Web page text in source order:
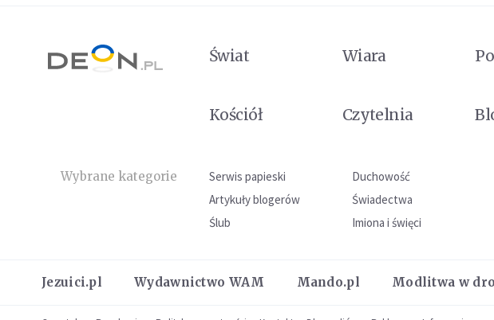
Świat Wiara
Kościół
Czytelnia
Wybrane kategorie Serwis papieski Duchowość
Artykuły blogerów
Świadectwa
Ślub
Imiona i święci
Jezuici.pl Wydawnictwo WAM Mando.pl Modlitwa w